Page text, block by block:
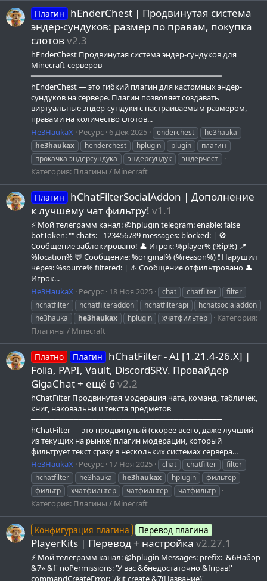
Плагин
hEnderChest | Продвинутая система
эндер-сундуков: размер по правам, покупка
слотов v2.3
hEnderChest Продвинутая система эндер-сундуков для
Minecraft-серверов
━━━━━━━━━━━━━━━━━━━━━━━━━━━━━━━━━━━━━━━━
hEnderChest — это гибкий плагин для кастомных эндер-
сундуков на сервере. Плагин позволяет создавать
виртуальные эндер-сундуки с настраиваемым размером,
правами на количество слотов...
He3HaukaX Ресурс 6 Дек 2025 enderchest
he3hauka
he3haukax
henderchest hplugin plugin
плагин
прокачка эндерсундука
эндерсундук эндерчест
Категория: Плагины / Minecraft
Плагин
hChatFilterSocialAddon | Дополнение
к лучшему чат фильтру! v1.1
⚡ Мой телеграмм канал: @hplugin telegram: enable: false
botToken: "" chats: - 123456789 messages: blocked: | 🚫
Сообщение заблокировано! 👤 Игрок: %player% (%ip%) 📍
%location% 💬 Сообщение: %original% (%reason%) ❗ Нарушил
через: %source% filtered: | ⚠️ Сообщение отфильтровано 👤
Игрок...
He3HaukaX
Ресурс 18 Ноя 2025 chat chatfilter
filter
hchatfilter
hchatfilteraddon hchatfilterapi
hchatsocialaddon
he3hauka
he3haukax hplugin хчатфильтер
Категория:
Плагины / Minecraft
Платно Плагин
hChatFilter - AI [1.21.4-26.X] |
Folia, PAPI, Vault, DiscordSRV. Провайдер
GigaChat + ещё 6 v2.2
hChatFilter Продвинутая модерация чата, команд, табличек,
книг, наковальни и текста предметов
━━━━━━━━━━━━━━━━━━━━━━━━━━━━━━━━━━━━━━━━
hChatFilter — это продвинутый (скорее всего, даже лучший
из текущих на рынке) плагин модерации, который
фильтрует текст сразу в нескольких системах сервера...
He3HaukaX Ресурс 17 Ноя 2025 chat chatfilter
filter
hchatfilter
he3hauka he3haukax hplugin
фильтер
фильтр
хчатфильтер чатфильтер чатфильтр
Категория: Плагины / Minecraft
Конфигурация плагина Перевод плагина
PlayerKits | Перевод + настройка v2.27.1
⚡ Мой телеграмм канал: @hplugin Messages: prefix: '&6Набор
&7» &f' noPermissions: 'У вас &6недостаточно &fправ!'
commandCreateError: '/kit create &7(Название)'